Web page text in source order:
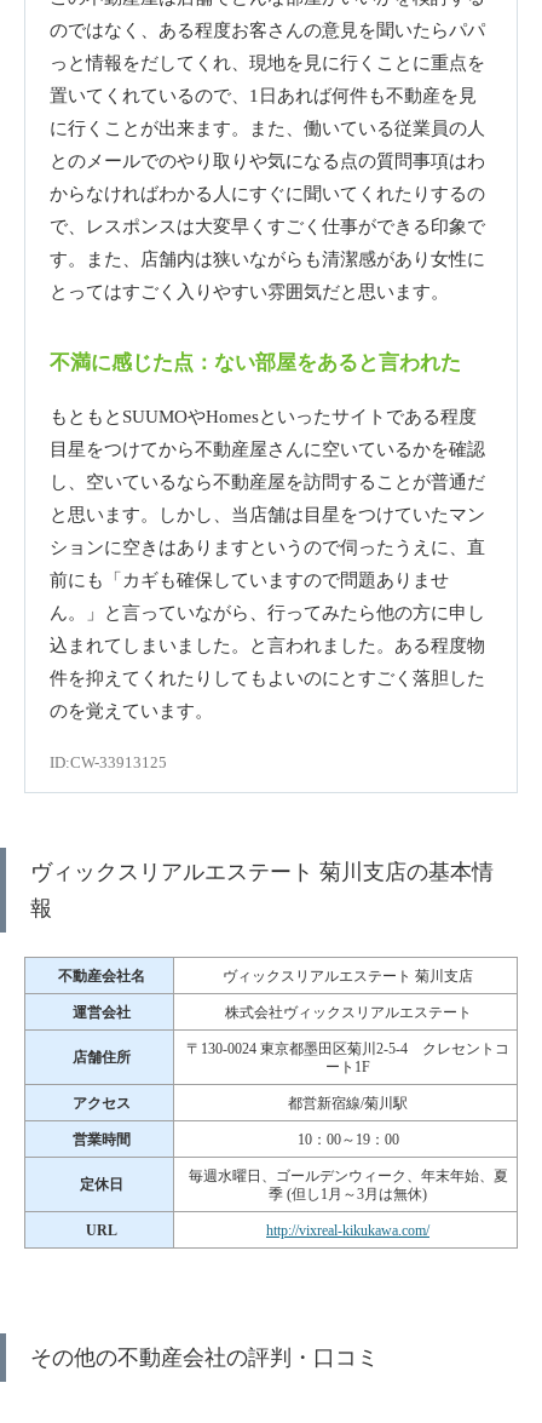
のではなく、ある程度お客さんの意見を聞いたらパパ
っと情報をだしてくれ、現地を見に行くことに重点を
置いてくれているので、1日あれば何件も不動産を見
に行くことが出来ます。また、働いている従業員の人
とのメールでのやり取りや気になる点の質問事項はわ
からなければわかる人にすぐに聞いてくれたりするの
で、レスポンスは大変早くすごく仕事ができる印象で
す。また、店舗内は狭いながらも清潔感があり女性に
とってはすごく入りやすい雰囲気だと思います。
不満に感じた点：ない部屋をあると言われた
もともとSUUMOやHomesといったサイトである程度
目星をつけてから不動産屋さんに空いているかを確認
し、空いているなら不動産屋を訪問することが普通だ
と思います。しかし、当店舗は目星をつけていたマン
ションに空きはありますというので伺ったうえに、直
前にも「カギも確保していますので問題ありませ
ん。」と言っていながら、行ってみたら他の方に申し
込まれてしまいました。と言われました。ある程度物
件を抑えてくれたりしてもよいのにとすごく落胆した
のを覚えています。
ID:CW-33913125
ヴィックスリアルエステート 菊川支店の基本情
報
不動産会社名 ヴィックスリアルエステート 菊川支店
運営会社 株式会社ヴィックスリアルエステート
店舗住所
〒130-0024 東京都墨田区菊川2-5-4 クレセントコ
ート1F
アクセス 都営新宿線/菊川駅
営業時間 10：00～19：00
定休日
毎週水曜日、ゴールデンウィーク、年末年始、夏
季 (但し1月～3月は無休)
URL http://vixreal-kikukawa.com/
その他の不動産会社の評判・口コミ